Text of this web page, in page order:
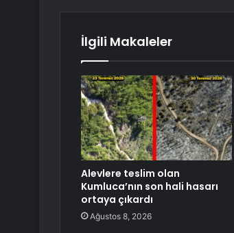
İlgili Makaleler
Alevlere teslim olan
Kumluca’nın son hali hasarı
ortaya çıkardı
Ağustos 8, 2026